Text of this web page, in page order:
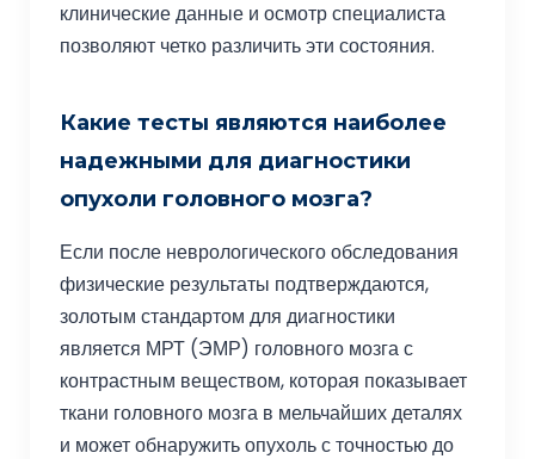
клинические данные и осмотр специалиста
позволяют четко различить эти состояния.
Какие тесты являются наиболее
надежными для диагностики
опухоли головного мозга?
Если после неврологического обследования
физические результаты подтверждаются,
золотым стандартом для диагностики
является МРТ (ЭМР) головного мозга с
контрастным веществом, которая показывает
ткани головного мозга в мельчайших деталях
и может обнаружить опухоль с точностью до